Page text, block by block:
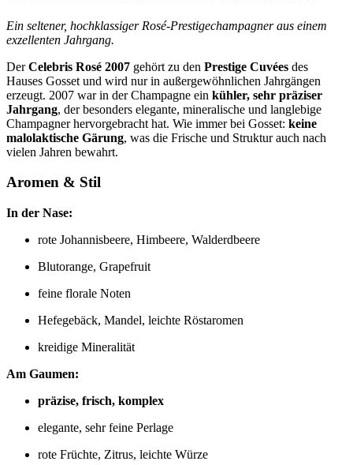
Ein seltener, hochklassiger Rosé‑Prestigechampagner aus einem
exzellenten Jahrgang.
DerCelebris Rosé 2007 gehört zu den Prestige Cuvées des
Hauses Gosset und wird nur in außergewöhnlichen Jahrgängen
erzeugt. 2007 war in der Champagne ein kühler, sehr präziser
Jahrgang, der besonders elegante, mineralische und langlebige
Champagner hervorgebracht hat. Wie immer bei Gosset: keine
malolaktische Gärung, was die Frische und Struktur auch nach
vielen Jahren bewahrt.
Aromen & Stil
In der Nase:
rote Johannisbeere, Himbeere, Walderdbeere
Blutorange, Grapefruit
feine florale Noten
Hefegebäck, Mandel, leichte Röstaromen
kreidige Mineralität
Am Gaumen:
präzise, frisch, komplex
elegante, sehr feine Perlage
rote Früchte, Zitrus, leichte Würze